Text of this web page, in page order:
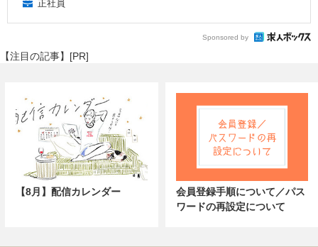
正社員
Sponsored by
【注目の記事】[PR]
【8月】配信カレンダー
会員登録手順について／パス
ワードの再設定について